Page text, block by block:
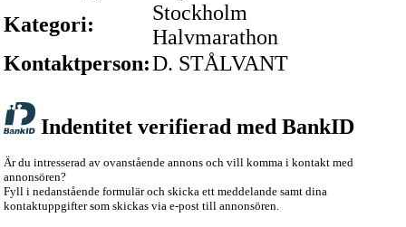
Kategori:
Stockholm
Halvmarathon
Kontaktperson:D. STÅLVANT
Indentitet verifierad med BankID
Är du intresserad av ovanstående annons och vill komma i kontakt med
annonsören?
Fyll i nedanstående formulär och skicka ett meddelande samt dina
kontaktuppgifter som skickas via e-post till annonsören.